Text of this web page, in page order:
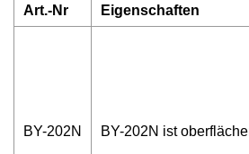
Art.-Nr Eigenschaften
BY-202N BY-202N ist